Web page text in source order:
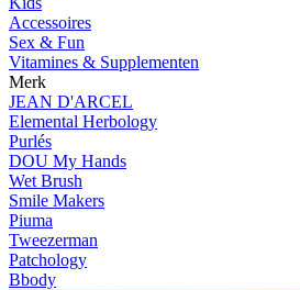
Accessoires
Sex & Fun
Vitamines & Supplementen
Merk
JEAN D'ARCEL
Elemental Herbology
Purlés
DOU My Hands
Wet Brush
Smile Makers
Piuma
Tweezerman
Patchology
Bbody